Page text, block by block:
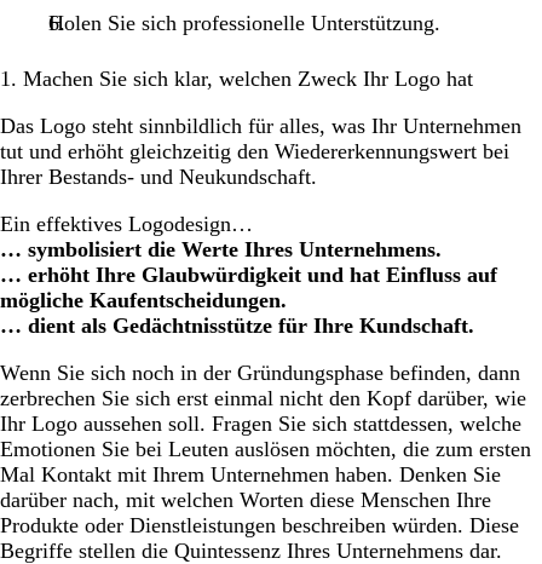
Holen Sie sich professionelle Unterstützung.
1. Machen Sie sich klar, welchen Zweck Ihr Logo hat
Das Logo steht sinnbildlich für alles, was Ihr Unternehmen
tut und erhöht gleichzeitig den Wiedererkennungswert bei
Ihrer Bestands- und Neukundschaft.
Ein effektives Logodesign…
… symbolisiert die Werte Ihres Unternehmens.
… erhöht Ihre Glaubwürdigkeit und hat Einfluss auf
mögliche Kaufentscheidungen.
… dient als Gedächtnisstütze für Ihre Kundschaft.
Wenn Sie sich noch in der Gründungsphase befinden, dann
zerbrechen Sie sich erst einmal nicht den Kopf darüber, wie
Ihr Logo aussehen soll. Fragen Sie sich stattdessen, welche
Emotionen Sie bei Leuten auslösen möchten, die zum ersten
Mal Kontakt mit Ihrem Unternehmen haben. Denken Sie
darüber nach, mit welchen Worten diese Menschen Ihre
Produkte oder Dienstleistungen beschreiben würden. Diese
Begriffe stellen die Quintessenz Ihres Unternehmens dar.